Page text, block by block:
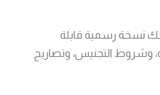
نسخة رسمية قابلة
وشروط التجنيس، وتصاريح